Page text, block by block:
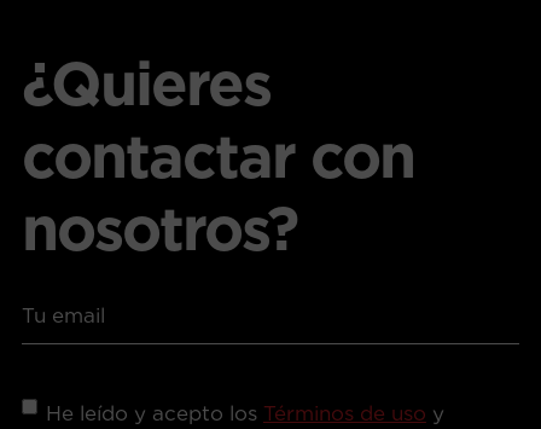
¿Quieres
contactar con
nosotros?
Consentimiento*
He leído y acepto los Términos de uso y